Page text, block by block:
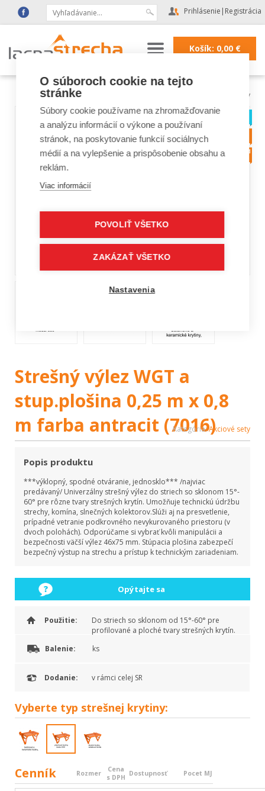
Prihlásenie | Registrácia
Košík: 0,00€
Akciové sety
Strešný výlez WGT a
stup.plošina 0,25 m x 0,8
m farba antracit (7016)
Kategória:Akciové sety
Popis produktu
***výklopný, spodné otváranie, jednosklo*** /najviac
predávaný/ Univerzálny strešný výlez do striech so sklonom 15°-
60° pre rôzne tvary strešných krytín. Umožňuje technickú údržbu
strechy, komína, slnečných kolektorov.Slúži aj na presvetlenie,
prípadné vetranie podkrovného nevykurovaného priestoru (v
dvoch polohách). Odporúčame si vybrať kvôli manipulácii a
bezpečnosti väčší výlez 46x75 mm. Stúpacia plošina zabezpečí
bezpečný výstup na strechu a prístup k technickým zariadeniam.
Opýtajte sa
Použitie:
Do striech so sklonom od 15°-60° pre
profilované a ploché tvary strešných krytín.
Balenie:
ks
Dodanie: v rámci celej SR
Vyberte typ strešnej krytiny:
Cenník Rozmer
Cena
s DPH Dostupnosť Pocet MJ
O súboroch cookie na tejto
stránke
Súbory cookie používame na zhromažďovanie
a analýzu informácií o výkone a používaní
stránok, na poskytovanie funkcií sociálnych
médií a na vylepšenie a prispôsobenie obsahu a
reklám.
Viac informácií
POVOLIŤ VŠETKO
ZAKÁZAŤ VŠETKO
Nastavenia